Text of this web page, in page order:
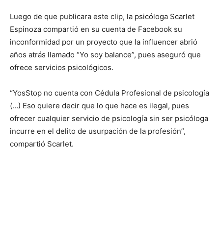
Luego de que publicara este clip, la psicóloga Scarlet
Espinoza compartió en su cuenta de Facebook su
inconformidad por un proyecto que la influencer abrió
años atrás llamado “Yo soy balance”, pues aseguró que
ofrece servicios psicológicos.
“YosStop no cuenta con Cédula Profesional de psicología
(…) Eso quiere decir que lo que hace es ilegal, pues
ofrecer cualquier servicio de psicología sin ser psicóloga
incurre en el delito de usurpación de la profesión”,
compartió Scarlet.